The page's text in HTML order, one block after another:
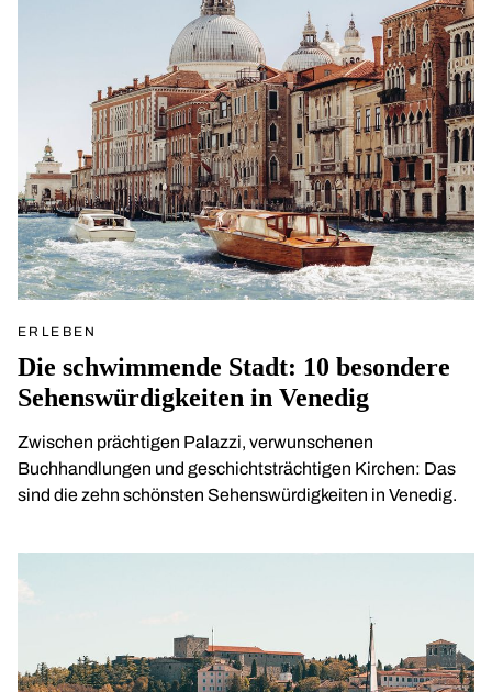
ERLEBEN
Die schwimmende Stadt: 10 besondere
Sehenswürdigkeiten in Venedig
Zwischen prächtigen Palazzi, verwunschenen
Buchhandlungen und geschichtsträchtigen Kirchen: Das
sind die zehn schönsten Sehenswürdigkeiten in Venedig.